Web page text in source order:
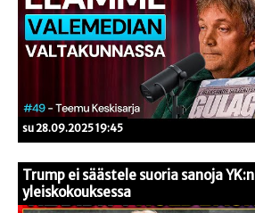
su 28.09.2025 19:45
Trump ei säästele suoria sanoja YK:n
yleiskokouksessa